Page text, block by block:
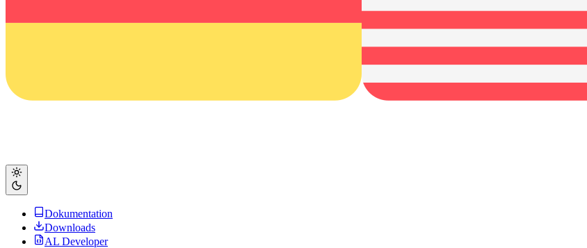
Dokumentation
Downloads
AL Developer